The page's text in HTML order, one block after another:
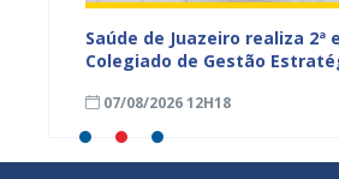
Saúde de Juazeiro realiza 2ª
Colegiado de Gestão
monitoramento do SUS
07/08/2026 12H18